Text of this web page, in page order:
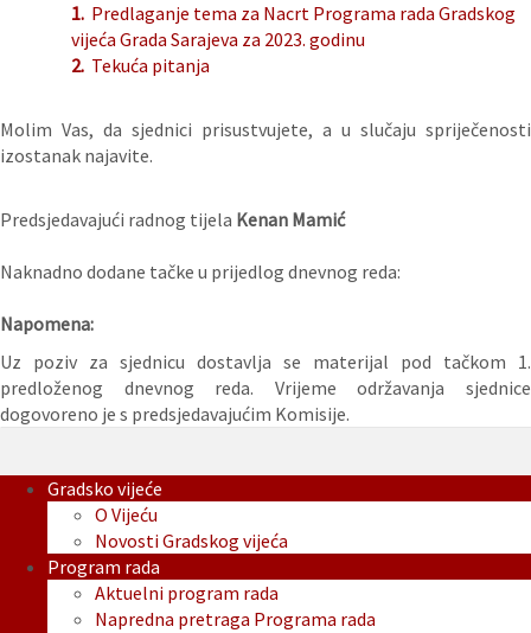
1. Predlaganje tema za Nacrt Programa rada Gradskog
vijeća Grada Sarajeva za 2023. godinu
2. Tekuća pitanja
Molim Vas, da sjednici prisustvujete, a u slučaju spriječenosti
izostanak najavite.
Predsjedavajući radnog tijela Kenan Mamić
Naknadno dodane tačke u prijedlog dnevnog reda:
Napomena:
Uz poziv za sjednicu dostavlja se materijal pod tačkom 1.
predloženog dnevnog reda. Vrijeme održavanja sjednice
dogovoreno je s predsjedavajućim Komisije.
Gradsko vijeće
O Vijeću
Novosti Gradskog vijeća
Program rada
Aktuelni program rada
Napredna pretraga Programa rada